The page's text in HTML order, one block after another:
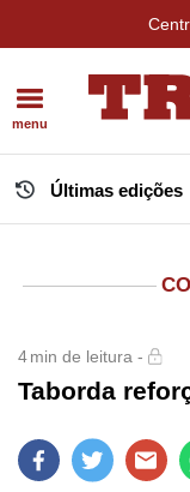
menu
Últimas edições
4min de leitura -
Taborda